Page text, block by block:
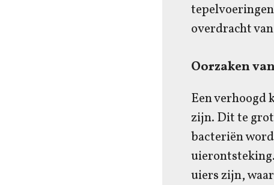
overdracht
Oorzaken
Een verhoogd
zijn. Dit te
bacteriën
uiers zijn,